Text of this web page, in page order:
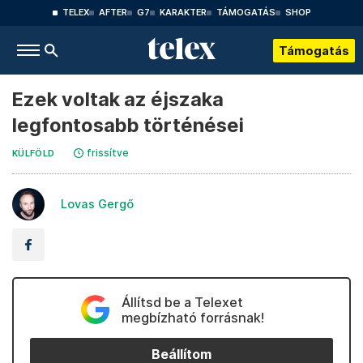
TELEX AFTER G7 KARAKTER TÁMOGATÁS SHOP
Támogatás
Ezek voltak az éjszaka
legfontosabb történései
KÜLFÖLD frissítve
Lovas Gergő
Állítsd be a Telexet
megbízható forrásnak!
Beállítom